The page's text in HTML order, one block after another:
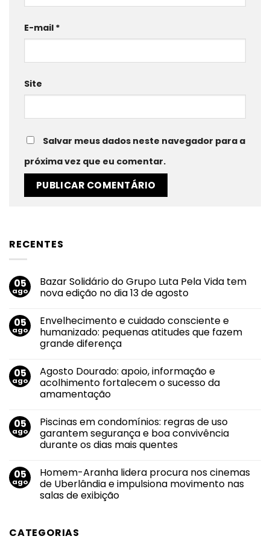
E-mail *
Site
Salvar meus dados neste navegador para a
próxima vez que eu comentar.
RECENTES
05
ago
Bazar Solidário do Grupo Luta Pela Vida tem
nova edição no dia 13 de agosto
em
Bazar
Solidário
do
Grupo
Pela
Vida
tem
nova
edição
13
de
agosto
05
ago
Envelhecimento e cuidado consciente e
humanizado: pequenas atitudes que fazem
grande diferença
em
Envelhecimento
e
cuidado
humanizado:
pequenas
atitudes
que
fazem
05
ago
Agosto Dourado: apoio, informação e
acolhimento fortalecem o sucesso da
amamentação
em
Agosto
Dourado:
apoio,
acolhimento
fortalecem
o
sucesso
da
05
ago
Piscinas em condomínios: regras de uso
garantem segurança e boa convivência
durante os dias mais quentes
em
Piscinas
em
condomínios:
segurança
05
ago
Homem-Aranha lidera procura nos cinemas
de Uberlândia e impulsiona movimento nas
salas de exibição
Homem-
Aranha
CATEGORIAS